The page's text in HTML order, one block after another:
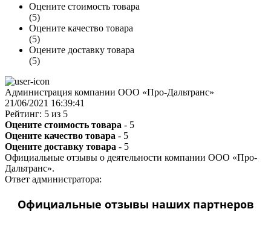
Оцените стоимость товара
(5)
Оцените качество товара
(5)
Оцените доставку товара
(5)
Администрация компании ООО «Про-Дальтранс»
21/06/2021 16:39:41
Рейтинг: 5 из 5
Оцените стоимость товара - 5
Оцените качество товара - 5
Оцените доставку товара - 5
Официальные отзывы о деятельности компании ООО «Про-
Дальтранс».
Ответ администратора:
Официальные отзывы наших партнеров